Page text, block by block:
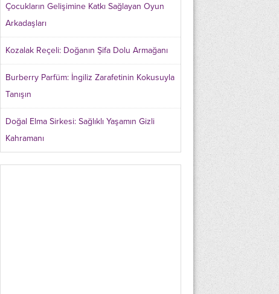
Çocukların Gelişimine Katkı Sağlayan Oyun
Arkadaşları
Kozalak Reçeli: Doğanın Şifa Dolu Armağanı
Burberry Parfüm: İngiliz Zarafetinin Kokusuyla
Tanışın
Doğal Elma Sirkesi: Sağlıklı Yaşamın Gizli
Kahramanı